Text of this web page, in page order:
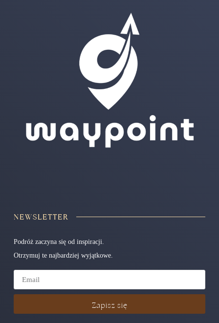
NEWSLETTER
Podróż zaczyna się od inspiracji.
Otrzymuj te najbardziej wyjątkowe.
Zapisz się